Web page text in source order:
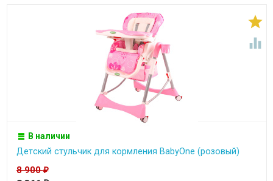


В наличии
Детcкий стульчик для кормления BabyOne (розовый)
8 900₽